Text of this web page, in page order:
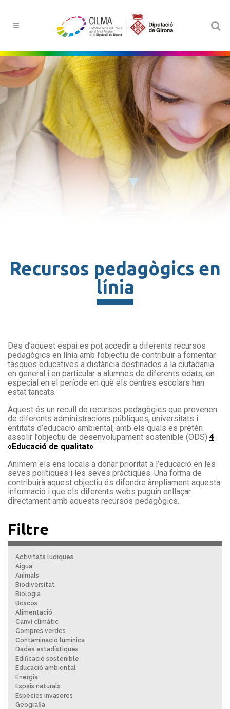
Recursos pedagògics en
línia
Des d’aquest espai es pot accedir a diferents recursos
pedagògics en línia amb l’objectiu de contribuir a fomentar
tasques educatives a distància destinades a la ciutadania
en general i en particular a alumnes de diferents edats, en
especial en el període en què els centres escolars han
estat tancats.
Aquest és un recull de recursos pedagògics que provenen
de diferents administracions públiques, universitats i
entitats d’educació ambiental, amb els quals es pretén
assolir l’objectiu de desenvolupament sostenible (ODS) 4
«Educació de qualitat».
Animem els ens locals a donar prioritat a l’educació en les
seves polítiques i les seves pràctiques. Una forma de
contribuirà aquest objectiu és difondre àmpliament aquesta
informació i que els diferents webs puguin enllaçar
directament amb aquests recursos pedagògics.
Filtre
Activitats lúdiques
Aigua
Animals
Biodiversitat
Biologia
Boscos
Alimentació
Canvi climàtic
Compres verdes
Contaminació lumínica
Dades estadístiques
Edificació sostenible
Educació ambiental
Energia
Espais naturals
Espècies invasores
Geografia